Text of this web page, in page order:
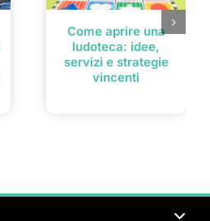
Come aprire una
ludoteca: idee,
servizi e strategie
vincenti